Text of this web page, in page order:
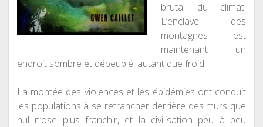
brutal du climat.
L’enclave des
montagnes est
maintenant un
endroit sombre et dépeuplé, autant que froid.
La montée des violences et les épidémies ont conduit
les populations à se retrancher derrière des murs que
nul n’ose plus franchir, et la civilisation peu à peu